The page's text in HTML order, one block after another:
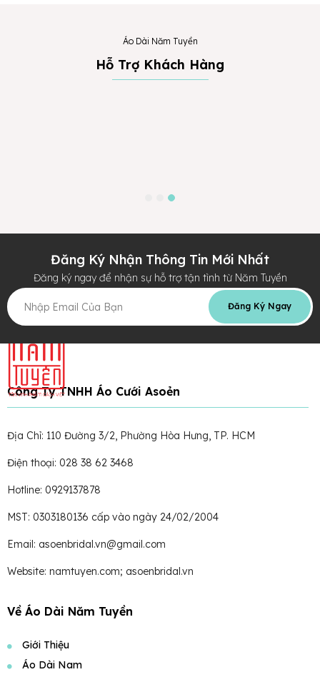
Áo Dài Năm Tuyền
Hỗ Trợ Khách Hàng
Đăng Ký Nhận Thông Tin Mới Nhất
Đăng ký ngay để nhận sự hỗ trợ tận tình từ Năm Tuyền
Đăng Ký Ngay
Công Ty TNHH Áo Cưới Asoẻn
Địa Chỉ: 110 Đường 3/2, Phường Hòa Hưng, TP. HCM
Điện thoại: 028 38 62 3468
Hotline: 0929137878
MST: 0303180136 cấp vào ngày 24/02/2004
Email: asoenbridal.vn@gmail.com
Website: namtuyen.com; asoenbridal.vn
Về Áo Dài Năm Tuyền
Giới Thiệu
Áo Dài Nam